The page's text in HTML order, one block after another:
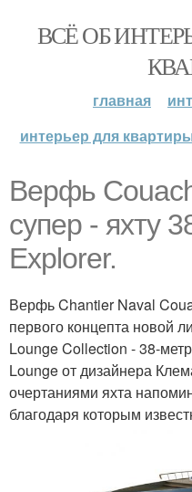
ВСЁ ОБ
главная
интерьер для
Верфь
супер - яхту
Explorer.
Верфь Chantier Naval
первого концепта новой
Lounge Collection - 38-
Lounge от дизайнера
очертаниями яхта
благодаря которым